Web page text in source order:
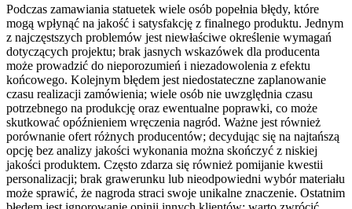
Podczas zamawiania statuetek wiele osób popełnia błędy, które
mogą wpłynąć na jakość i satysfakcję z finalnego produktu. Jednym
z najczęstszych problemów jest niewłaściwe określenie wymagań
dotyczących projektu; brak jasnych wskazówek dla producenta
może prowadzić do nieporozumień i niezadowolenia z efektu
końcowego. Kolejnym błędem jest niedostateczne zaplanowanie
czasu realizacji zamówienia; wiele osób nie uwzględnia czasu
potrzebnego na produkcję oraz ewentualne poprawki, co może
skutkować opóźnieniem wręczenia nagród. Ważne jest również
porównanie ofert różnych producentów; decydując się na najtańszą
opcję bez analizy jakości wykonania można skończyć z niskiej
jakości produktem. Często zdarza się również pomijanie kwestii
personalizacji; brak grawerunku lub nieodpowiedni wybór materiału
może sprawić, że nagroda straci swoje unikalne znaczenie. Ostatnim